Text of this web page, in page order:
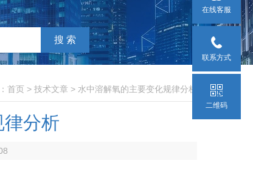
首页 > 技术文章 > 水中溶解氧的主要变化规律分析
分析
在线客服
联系方式
二维码